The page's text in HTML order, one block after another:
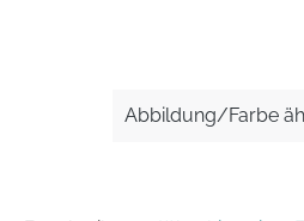
Abbildung/Farbe